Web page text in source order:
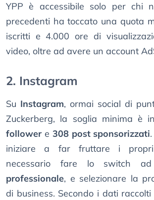
YPP è accessibile solo per chi
precedenti ha toccato una quota
iscritti e 4.000 ore di
video, oltre ad avere un account
2. Instagram
Su Instagram, ormai social di
Zuckerberg, la soglia minima è
follower e 308 post sponsorizzati
iniziare a far fruttare i
necessario fare lo switch
professionale, e selezionare la
di business. Secondo i dati raccolti